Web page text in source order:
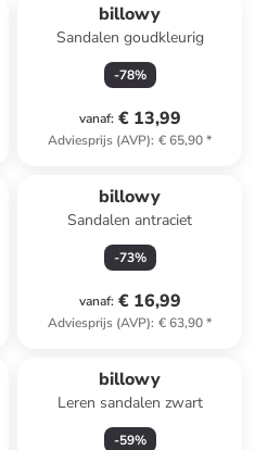
billowy
Sandalen goudkleurig
-78%
vanaf: € 13,99
Adviesprijs (AVP): € 65,90*
billowy
Sandalen antraciet
-73%
vanaf: € 16,99
Adviesprijs (AVP): € 63,90*
billowy
Leren sandalen zwart
-59%